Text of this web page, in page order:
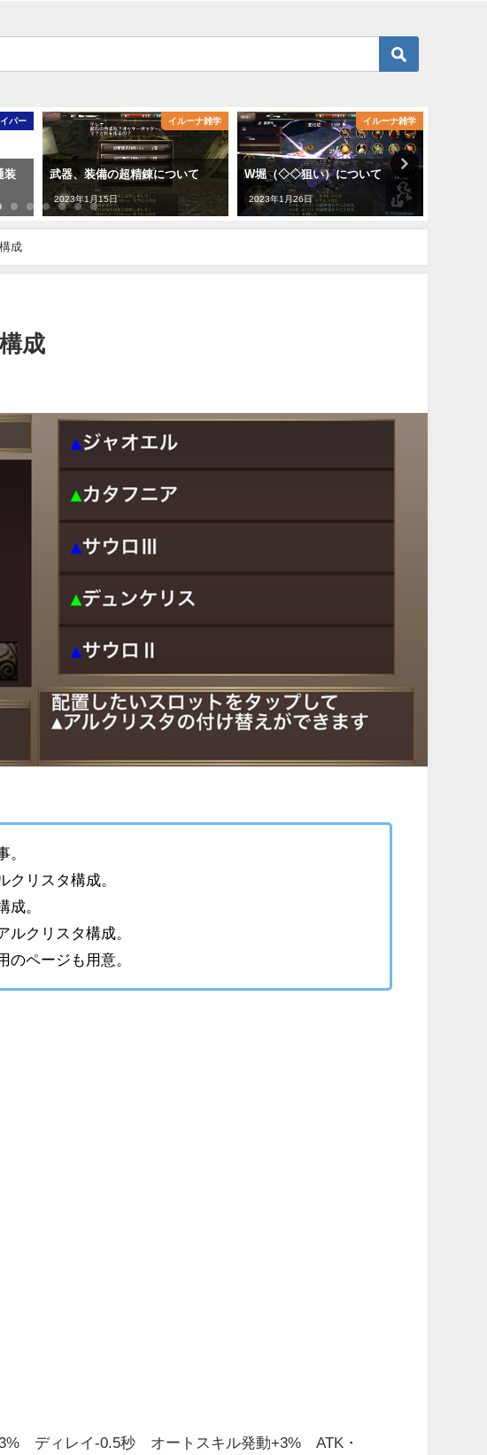
イルーナ雑学
について
イルーナ雑学
W堀（◇◇狙い）について
2023年1月26日
イルーナ戦記の金策まとめ
2023年1月14日
成
成
。
クリスタ構成。
成。
ルクリスタ構成。
のページも用意。
ディレイ-0.5秒 オートスキル発動+3% ATK・